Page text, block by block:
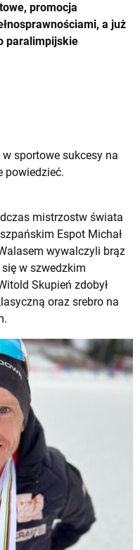
promocja
a już
paralimpijskie
sportowe sukcesy na
powiedzieć.
mistrzostw świata
Espot Michał
wywalczyli brąz
w szwedzkim
Skupień zdobył
oraz srebro na